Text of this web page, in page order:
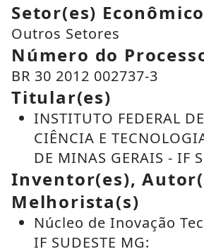
Setor(es)
Outros Setores
Número do
BR 30 2012 002737-3
Titular(es)
INSTITUTO FEDERAL
CIÊNCIA E
DE MINAS GERAIS - IF
Inventor(es),
Melhorista(s)
Núcleo de Inovação
IF SUDESTE MG: